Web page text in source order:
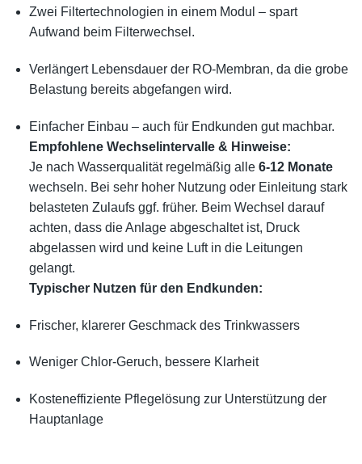
Zwei Filtertechnologien in einem Modul – spart
Aufwand beim Filterwechsel.
Verlängert Lebensdauer der RO-Membran, da die grobe
Belastung bereits abgefangen wird.
Einfacher Einbau – auch für Endkunden gut machbar.
Empfohlene Wechselintervalle & Hinweise:
Je nach Wasserqualität regelmäßig alle 6-12 Monate
wechseln. Bei sehr hoher Nutzung oder Einleitung stark
belasteten Zulaufs ggf. früher. Beim Wechsel darauf
achten, dass die Anlage abgeschaltet ist, Druck
abgelassen wird und keine Luft in die Leitungen
gelangt.
Typischer Nutzen für den Endkunden:
Frischer, klarerer Geschmack des Trinkwassers
Weniger Chlor-Geruch, bessere Klarheit
Kosteneffiziente Pflegelösung zur Unterstützung der
Hauptanlage